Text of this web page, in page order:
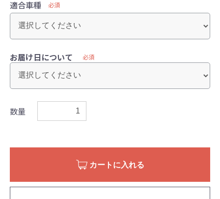
適合車種 必須
お届け日について 必須
数量
カートに入れる